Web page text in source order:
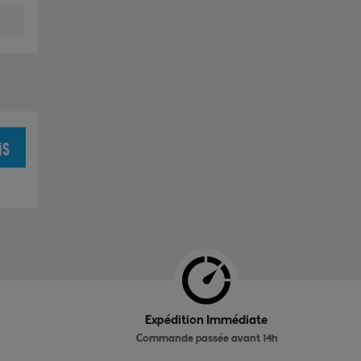
Expédition Immédiate
Commande passée avant 14h